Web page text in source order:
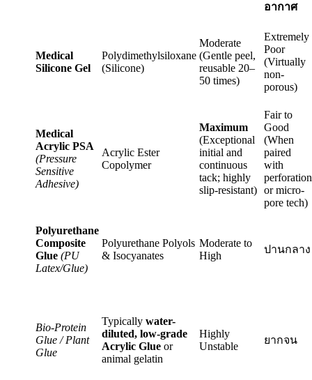
อากาศ
Medical
Silicone Gel
Polydimethylsiloxane
(Silicone)
Moderate
(Gentle peel,
reusable 20–
50 times)
Extremely
Poor
(Virtually
non-
porous)
Medical
Acrylic PSA
(Pressure
Sensitive
Adhesive)
Acrylic Ester
Copolymer
Maximum
(Exceptional
initial and
continuous
tack; highly
slip-resistant)
Fair to
Good
(When
paired
with
perforation
or micro-
pore tech)
Polyurethane
Composite
Glue (PU
Latex/Glue)
Polyurethane Polyols
& Isocyanates
Moderate to
High
ปานกลาง
Bio-Protein
Glue / Plant
Glue
Typically water-
diluted, low-grade
Acrylic Glue or
animal gelatin
Highly
Unstable
ยากจน